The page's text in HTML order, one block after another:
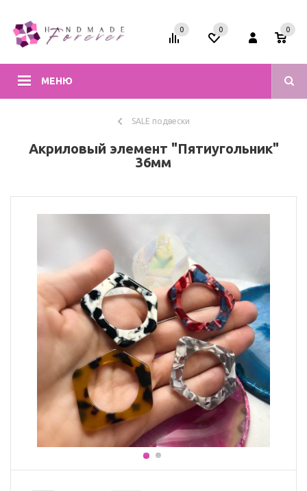
МЕНЮ
0 0 0
SALE подвески
Акриловый элемент "Пятиугольник"
36мм